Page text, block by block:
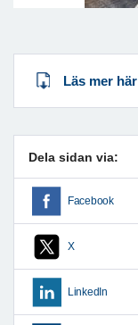
Läs mer här
Dela sidan via:
Facebook
X
LinkedIn